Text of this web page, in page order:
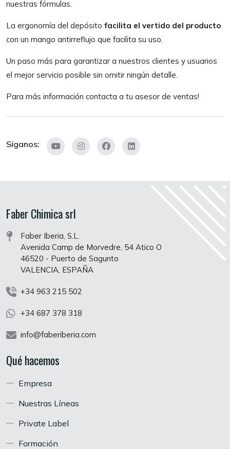
nuestras fórmulas.
La ergonomía del depósito facilita el vertido del producto
con un mango antirreflujo que facilita su uso.
Un paso más para garantizar a nuestros clientes y usuarios
el mejor servicio posible sin omitir ningún detalle.
Para más información contacta a tu asesor de ventas!
Síganos:
Faber Chimica srl
Faber Iberia, S.L.
Avenida Camp de Morvedre, 54 Atico O
46520 - Puerto de Sagunto
VALENCIA, ESPAÑA
+34 963 215 502
+34 687 378 318
info@faberiberia.com
Qué hacemos
Empresa
Nuestras Líneas
Private Label
Formación